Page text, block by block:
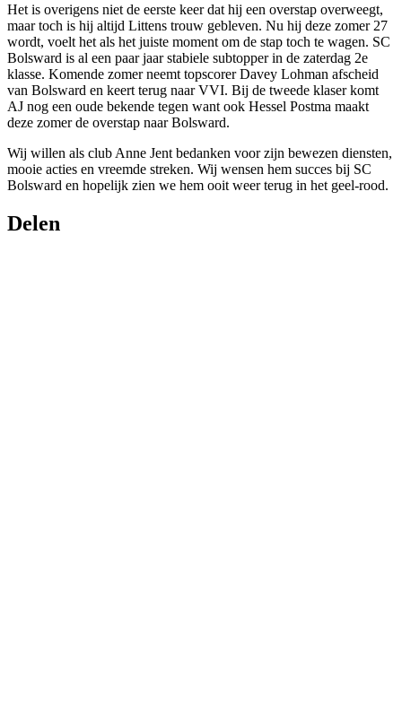
Het is overigens niet de eerste keer dat hij een overstap overweegt,
maar toch is hij altijd Littens trouw gebleven. Nu hij deze zomer 27
wordt, voelt het als het juiste moment om de stap toch te wagen. SC
Bolsward is al een paar jaar stabiele subtopper in de zaterdag 2e
klasse. Komende zomer neemt topscorer Davey Lohman afscheid
van Bolsward en keert terug naar VVI. Bij de tweede klaser komt
AJ nog een oude bekende tegen want ook Hessel Postma maakt
deze zomer de overstap naar Bolsward.
Wij willen als club Anne Jent bedanken voor zijn bewezen diensten,
mooie acties en vreemde streken. Wij wensen hem succes bij SC
Bolsward en hopelijk zien we hem ooit weer terug in het geel-rood.
Delen